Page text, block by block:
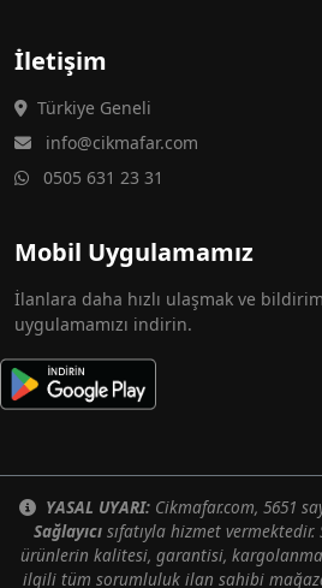
İletişim
Türkiye Geneli
info@cikmafar.com
0505 631 23 31
Mobil Uygulamamız
İlanlara daha hızlı ulaşmak ve
uygulamamızı indirin.
YASAL UYARI: Cikmafar.com, 5651
Sağlayıcısıfatıyla hizmet
ürünlerin kalitesi, garantisi,
ilgili tüm sorumluluk ilan sahibi